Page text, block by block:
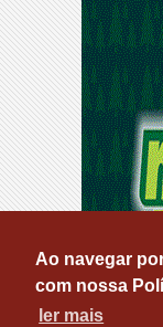
Ao navegar
com nossa
ler mais